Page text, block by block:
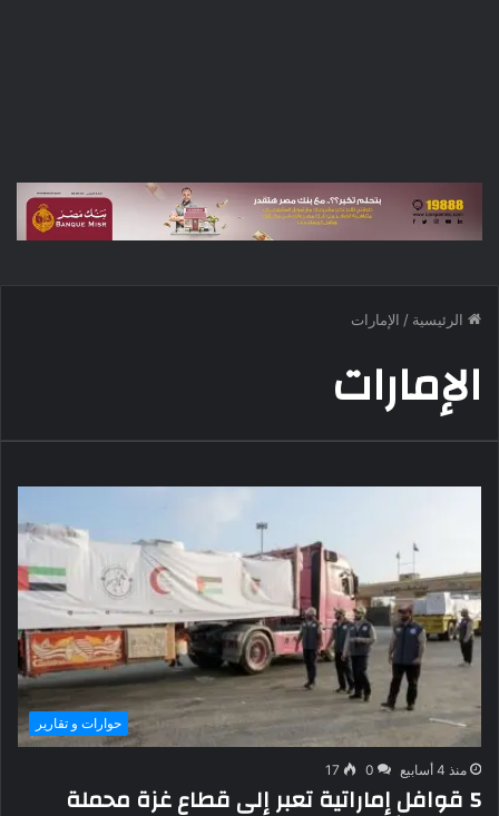
الرئيسية / الإمارات
الإمارات
حوارات و تقارير
منذ 4 أسابيع 0
17
5 قوافل إماراتية تعبر إلى قطاع غزة محملة